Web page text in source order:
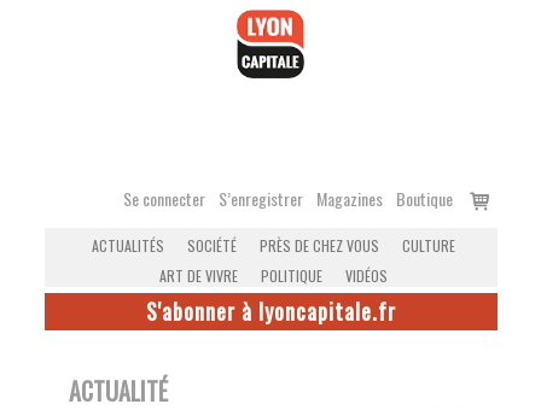
Se connecter S’enregistrer Magazines Boutique
Voir
ACTUALITÉS SOCIÉTÉ PRÈS DE CHEZ VOUS
CULTURE
ART DE VIVRE
POLITIQUE VIDÉOS
S'abonner à lyoncapitale.fr
ACTUALITÉ